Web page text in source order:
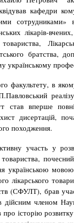
кафедри
сотрудниками»
лікарів-
братства,
українському
факультету, в
став вперше
дисертацій,
походження.
участь у
українською
лікарського
(СФУЛТ), брав
дійсним членом
історію